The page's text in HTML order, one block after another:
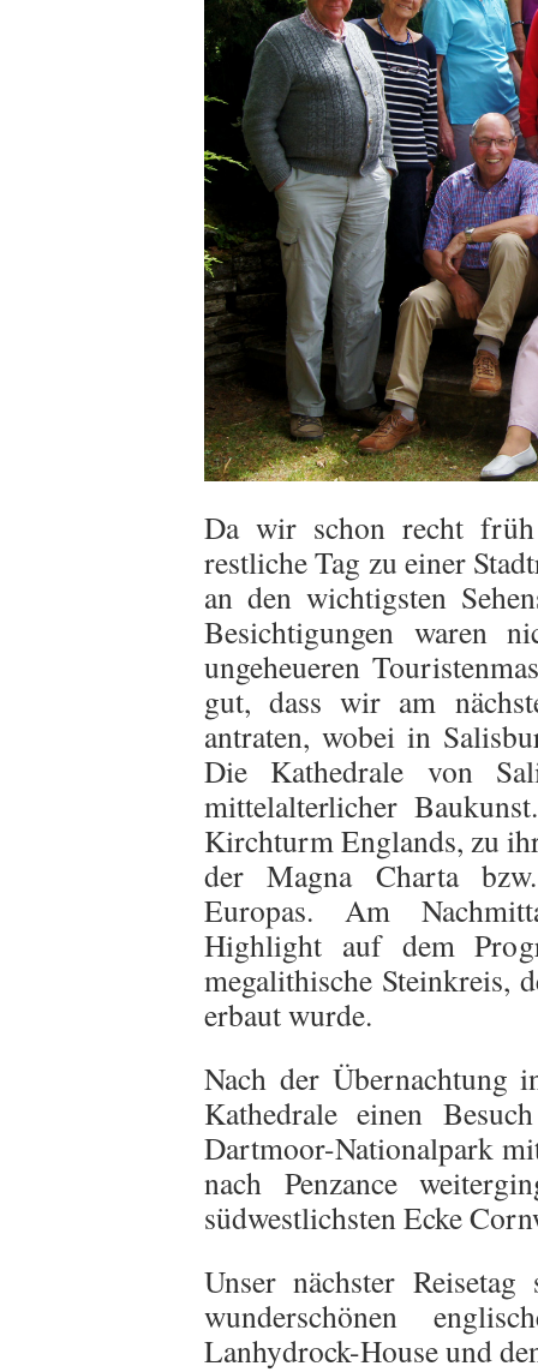
Da wir schon recht
restliche Tag zu einer
an den wichtigsten
Besichtigungen waren
ungeheueren
gut, dass wir am
antraten, wobei in
Die Kathedrale von
mittelalterlicher
Kirchturm Englands, zu
der Magna Charta
Europas. Am
Highlight auf dem
megalithische Steinkreis,
erbaut wurde.
Nach der Übernachtung
Kathedrale einen
Dartmoor-Nationalpark
nach Penzance
südwestlichsten Ecke
Unser nächster
wunderschönen
Lanhydrock-House und